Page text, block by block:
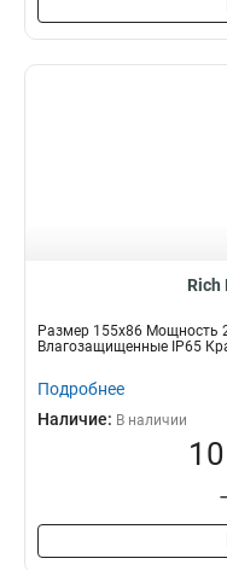
Rich
Размер 155х86 Мощность
Влагозащищенные IP65
Подробнее
Наличие: В наличии